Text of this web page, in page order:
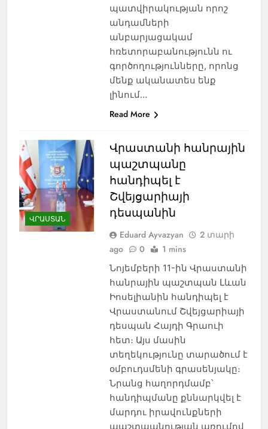
պատվիրակության որոշ
անդամների
անբարյացակամ
հռետորաբանությունն ու
գործողությունները, որոնց
մենք ականատես ենք
լինում…
Read More
ՎՐԱՍՏԱՆ
Վրաստանի հանրային
պաշտպանը
հանդիպել է
Շվեյցարիայի
դեսպանին
Eduard Ayvazyan
2 տարի
ago
0 1 mins
Նոյեմբերի 11-ին Վրաստանի
հանրային պաշտպան Լևան
Իոսելիանին հանդիպել է
Վրաստանում Շվեյցարիայի
դեսպան Հայդի Գրաուի
հետ։ Այս մասին
տեղեկությունը տարածում է
օմբուդսմենի գրասենյակը։
Նրանց հաղորդմամբ՝
հանդիպմանը քննարկվել է
մարդու իրավունքների
պաշտպանության առումով